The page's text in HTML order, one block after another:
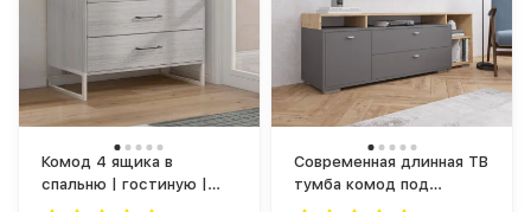
Комод 4 ящика в
спальню | гостиную |
детскую | прихожую |
Современная длинная ТВ
тумба комод под
телевизор, Графит / дуб